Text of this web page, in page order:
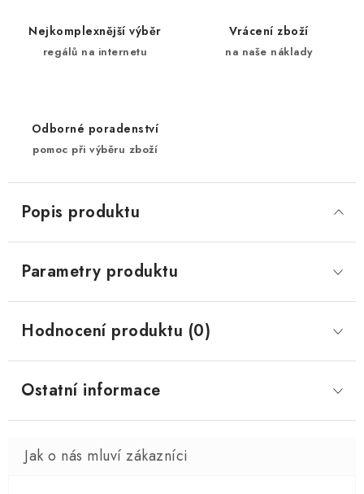
Nejkomplexnější výběr
regálů na internetu
Vrácení zboží
na naše náklady
Odborné poradenství
pomoc při výběru zboží
Popis produktu
Parametry produktu
Hodnocení produktu (0)
Ostatní informace